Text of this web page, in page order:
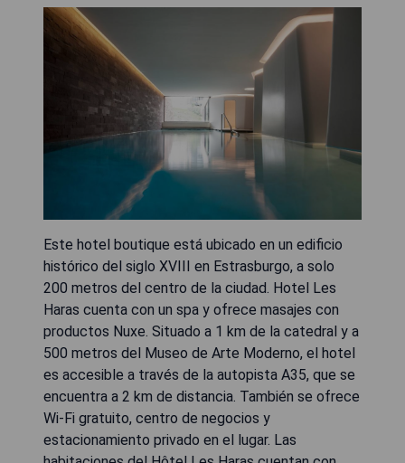
Este hotel boutique está ubicado en un edificio
histórico del siglo XVIII en Estrasburgo, a solo
200 metros del centro de la ciudad. Hotel Les
Haras cuenta con un spa y ofrece masajes con
productos Nuxe. Situado a 1 km de la catedral y a
500 metros del Museo de Arte Moderno, el hotel
es accesible a través de la autopista A35, que se
encuentra a 2 km de distancia. También se ofrece
Wi-Fi gratuito, centro de negocios y
estacionamiento privado en el lugar. Las